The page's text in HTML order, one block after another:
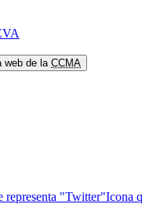
web de la CCMA
representa "Twitter"Icona